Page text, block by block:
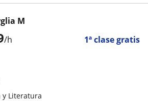
/h 1ª clase gratis
M
y Literatura